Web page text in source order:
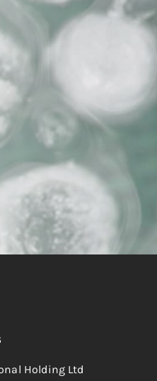
Holding Ltd